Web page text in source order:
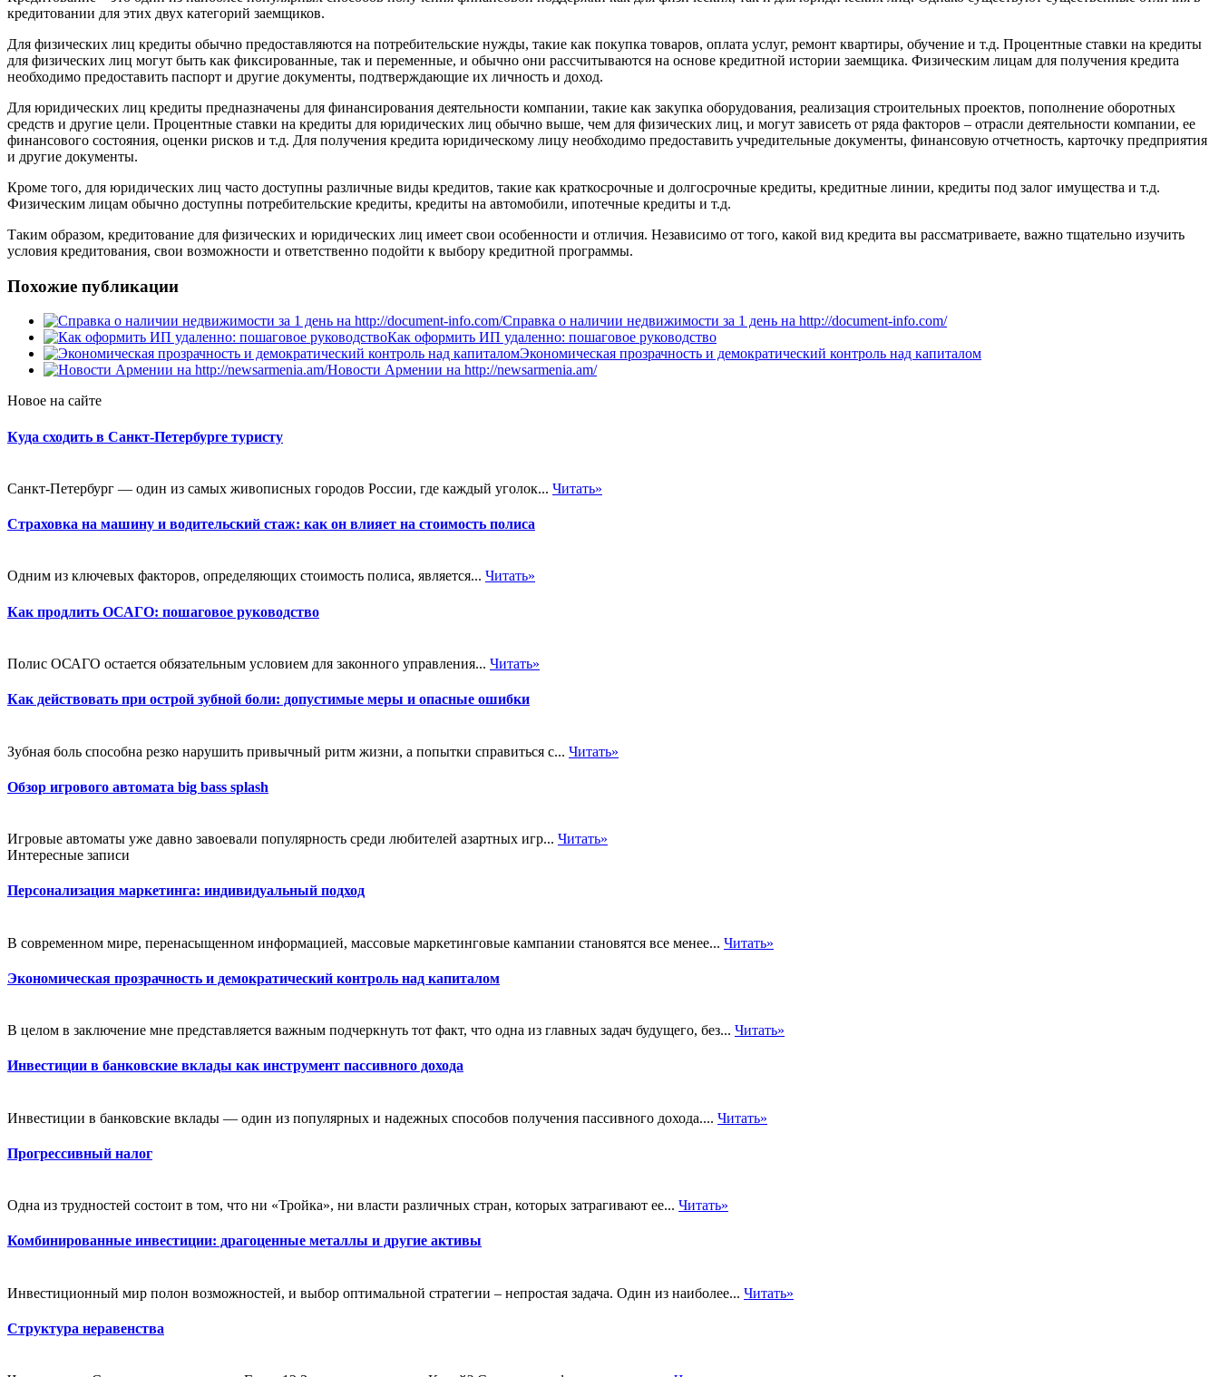
кредитовании для этих двух категорий заемщиков.
Для физических лиц кредиты обычно предоставляются на потребительские нужды, такие как покупка товаров, оплата услуг, ремонт квартиры, обучение и т.д. Процентные ставки на кредиты
для физических лиц могут быть как фиксированные, так и переменные, и обычно они рассчитываются на основе кредитной истории заемщика. Физическим лицам для получения кредита
необходимо предоставить паспорт и другие документы, подтверждающие их личность и доход.
Для юридических лиц кредиты предназначены для финансирования деятельности компании, такие как закупка оборудования, реализация строительных проектов, пополнение оборотных
средств и другие цели. Процентные ставки на кредиты для юридических лиц обычно выше, чем для физических лиц, и могут зависеть от ряда факторов – отрасли деятельности компании, ее
финансового состояния, оценки рисков и т.д. Для получения кредита юридическому лицу необходимо предоставить учредительные документы, финансовую отчетность, карточку предприятия
и другие документы.
Кроме того, для юридических лиц часто доступны различные виды кредитов, такие как краткосрочные и долгосрочные кредиты, кредитные линии, кредиты под залог имущества и т.д.
Физическим лицам обычно доступны потребительские кредиты, кредиты на автомобили, ипотечные кредиты и т.д.
Таким образом, кредитование для физических и юридических лиц имеет свои особенности и отличия. Независимо от того, какой вид кредита вы рассматриваете, важно тщательно изучить
условия кредитования, свои возможности и ответственно подойти к выбору кредитной программы.
Похожие публикации
Справка о наличии недвижимости за 1 день на http://document-info.com/
Как оформить ИП удаленно: пошаговое руководство
Экономическая прозрачность и демократический контроль над капиталом
Новости Армении на http://newsarmenia.am/
Новое на сайте
Куда сходить в Санкт-Петербурге туристу
Санкт-Петербург — один из самых живописных городов России, где каждый уголок... Читать»
Страховка на машину и водительский стаж: как он влияет на стоимость полиса
Одним из ключевых факторов, определяющих стоимость полиса, является... Читать»
Как продлить ОСАГО: пошаговое руководство
Полис ОСАГО остается обязательным условием для законного управления... Читать»
Как действовать при острой зубной боли: допустимые меры и опасные ошибки
Зубная боль способна резко нарушить привычный ритм жизни, а попытки справиться с... Читать»
Обзор игрового автомата big bass splash
Игровые автоматы уже давно завоевали популярность среди любителей азартных игр... Читать»
Интересные записи
Персонализация маркетинга: индивидуальный подход
В современном мире, перенасыщенном информацией, массовые маркетинговые кампании становятся все менее... Читать»
Экономическая прозрачность и демократический контроль над капиталом
В целом в заключение мне представляется важным подчеркнуть тот факт, что одна из главных задач будущего, без... Читать»
Инвестиции в банковские вклады как инструмент пассивного дохода
Инвестиции в банковские вклады — один из популярных и надежных способов получения пассивного дохода.... Читать»
Прогрессивный налог
Одна из трудностей состоит в том, что ни «Тройка», ни власти различных стран, которых затрагивают ее... Читать»
Комбинированные инвестиции: драгоценные металлы и другие активы
Инвестиционный мир полон возможностей, и выбор оптимальной стратегии – непростая задача. Один из наиболее... Читать»
Структура неравенства